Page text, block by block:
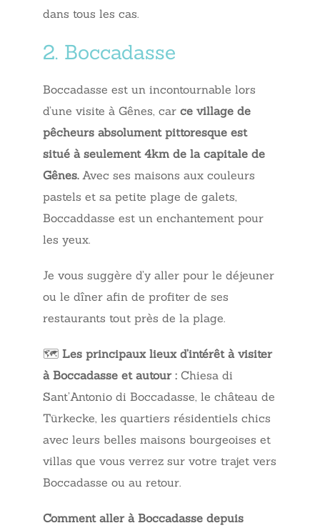
dans tous les cas.
2. Boccadasse
Boccadasse est un incontournable lors
d’une visite à Gênes, car ce village de
pêcheurs absolument pittoresque est
situé à seulement 4km de la capitale de
Gênes.Avec ses maisons aux couleurs
pastels et sa petite plage de galets,
Boccaddasse est un enchantement pour
les yeux.
Je vous suggère d’y aller pour le déjeuner
ou le dîner afin de profiter de ses
restaurants tout près de la plage.
🗺️ Les principaux lieux d’intérêt à visiter
à Boccadasse et autour : Chiesa di
Sant’Antonio di Boccadasse, le château de
Türkecke, les quartiers résidentiels chics
avec leurs belles maisons bourgeoises et
villas que vous verrez sur votre trajet vers
Boccadasse ou au retour.
Comment aller à Boccadasse depuis